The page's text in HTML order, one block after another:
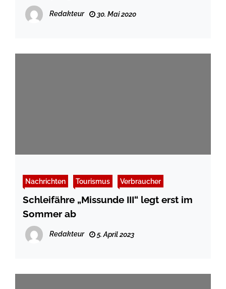
Redakteur 30. Mai 2020
Nachrichten Tourismus Verbraucher
Schleifähre „Missunde III“ legt erst im
Sommer ab
Redakteur 5. April 2023